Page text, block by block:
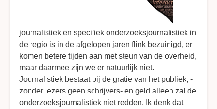
journalistiek en specifiek onderzoeksjournalistiek in
de regio is in de afgelopen jaren flink bezuinigd, er
komen betere tijden aan met steun van de overheid,
maar daarmee zijn we er natuurlijk niet.
Journalistiek bestaat bij de gratie van het publiek, -
zonder lezers geen schrijvers- en geld alleen zal de
onderzoeksjournalistiek niet redden. Ik denk dat